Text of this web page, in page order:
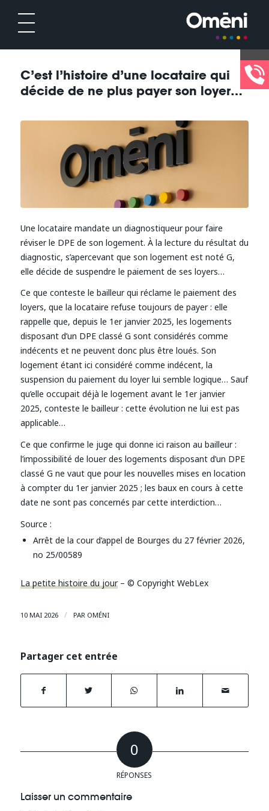
C’est l’histoire d’une locataire qui
décide de ne plus payer son loyer…
Une locataire mandate un diagnostiqueur pour faire
réviser le DPE de son logement. À la lecture du résultat du
diagnostic, s’apercevant que son logement est noté G,
elle décide de suspendre le paiement de ses loyers…
Ce que conteste le bailleur qui réclame le paiement des
loyers, que la locataire refuse toujours de payer : elle
rappelle que, depuis le 1er janvier 2025, les logements
disposant d’un DPE classé G sont considérés comme
indécents et ne peuvent donc plus être loués. Son
logement étant ici considéré comme indécent, la
suspension du paiement du loyer lui semble logique… Sauf
qu’elle occupait déjà le logement avant le 1er janvier
2025, conteste le bailleur : cette évolution ne lui est pas
applicable…
Ce que confirme le juge qui donne ici raison au bailleur :
l’impossibilité de louer des logements disposant d’un DPE
classé G ne vaut que pour les nouvelles mises en location
à compter du 1er janvier 2025 ; les baux en cours à cette
date ne sont pas concernés par cette interdiction…
Source :
Arrêt de la cour d’appel de Bourges du 27 février 2026,
no 25/00589
La petite histoire du jour– © Copyright WebLex
10 MAI 2026 / PAR OMÉNI
Partager cet entrée
0
RÉPONSES
Laisser un commentaire